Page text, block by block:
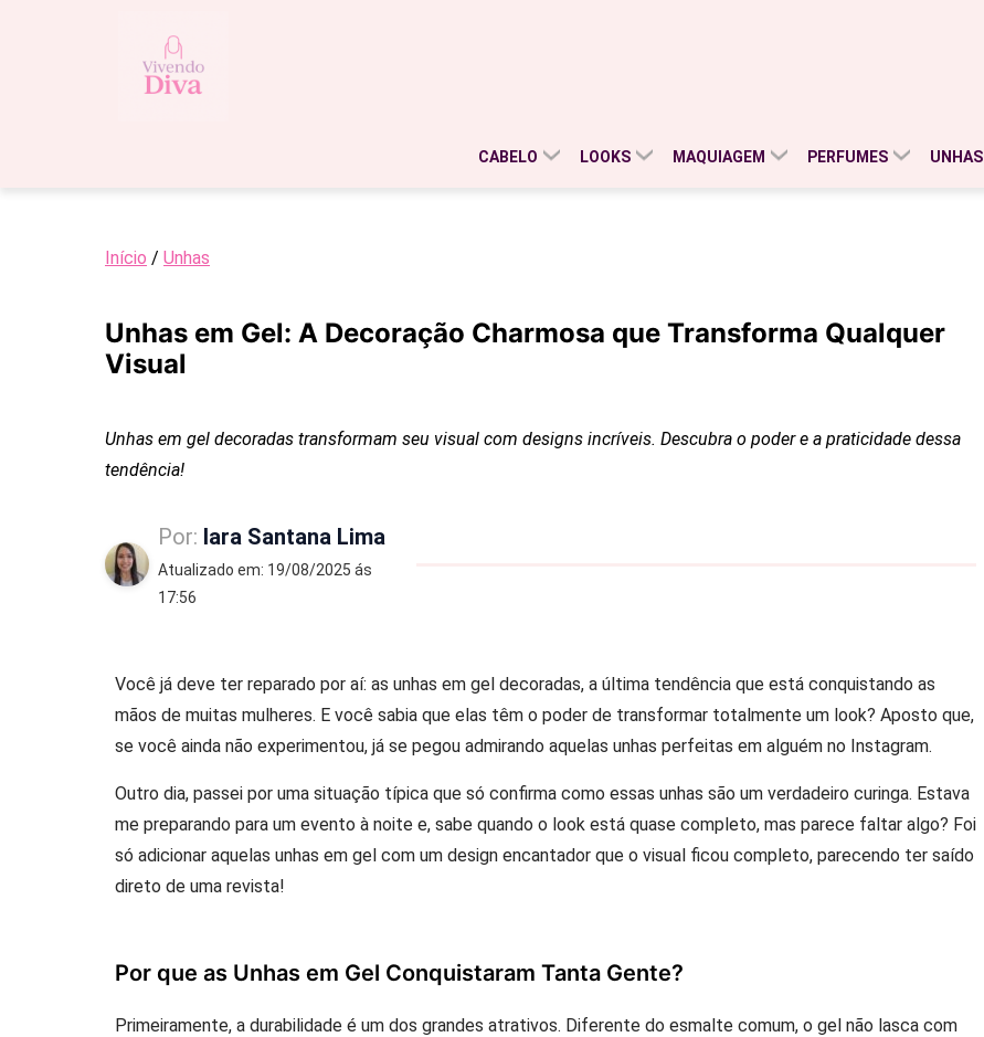
CABELO LOOKS MAQUIAGEM PERFUMES UNHAS
Início / Unhas
Unhas em Gel: A Decoração Charmosa que Transforma Qualquer
Visual
Unhas em gel decoradas transformam seu visual com designs incríveis. Descubra o poder e a praticidade dessa
tendência!
Por: Iara Santana Lima
Atualizado em: 19/08/2025 ás
17:56
Você já deve ter reparado por aí: as unhas em gel decoradas, a última tendência que está conquistando as
mãos de muitas mulheres. E você sabia que elas têm o poder de transformar totalmente um look? Aposto que,
se você ainda não experimentou, já se pegou admirando aquelas unhas perfeitas em alguém no Instagram.
Outro dia, passei por uma situação típica que só confirma como essas unhas são um verdadeiro curinga. Estava
me preparando para um evento à noite e, sabe quando o look está quase completo, mas parece faltar algo? Foi
só adicionar aquelas unhas em gel com um design encantador que o visual ficou completo, parecendo ter saído
direto de uma revista!
Por que as Unhas em Gel Conquistaram Tanta Gente?
Primeiramente, a durabilidade é um dos grandes atrativos. Diferente do esmalte comum, o gel não lasca com